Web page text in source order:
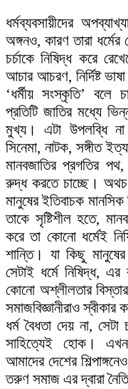
ধর্মব্যবসায়ীদের
অঙ্গনও, কারণ তারা
চর্চাকে নিষিদ্ধ করে
আচার আচরণ, নির্দিষ্ট
‘ধর্মীয় সংস্কৃতি’ বলে
প্রতিটি জাতির মধ্যে
মুখ্য। এটা উপলব্ধি না
সিনেমা, নাটক, সঙ্গীত
মানবজাতির প্রগতির পথ,
রুদ্ধ করতে চাচ্ছে।
মানুষের ইতিবাচক
তাকে সৃষ্টিশীল হতে,
করে তা কোনো ধর্মেই
শান্তি। যা কিছু
সেটাই ধর্মে নিষিদ্ধ,
কোনো অশ্লীলতার
সমাজবিজ্ঞানীরাও
ধর্ম বৈধতা দেয় না,
সাহিত্যেই হোক।
আমাদের দেশের
তরুণ সমাজ এর দ্বারা